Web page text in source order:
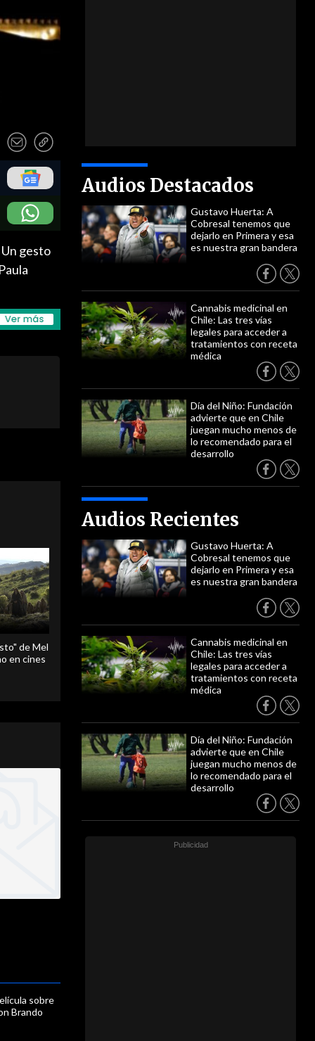
Audios Destacados
Gustavo Huerta: A
Cobresal tenemos que
dejarlo en Primera y esa
es nuestra gran bandera
Cannabis medicinal en
Chile: Las tres vías
legales para acceder a
tratamientos con receta
médica
Día del Niño: Fundación
advierte que en Chile
juegan mucho menos de
lo recomendado para el
desarrollo
Audios Recientes
Gustavo Huerta: A
Cobresal tenemos que
dejarlo en Primera y esa
es nuestra gran bandera
Cannabis medicinal en
Chile: Las tres vías
legales para acceder a
tratamientos con receta
médica
Día del Niño: Fundación
advierte que en Chile
juegan mucho menos de
lo recomendado para el
desarrollo
gesto
de Mel
en cines
sobre
Brando